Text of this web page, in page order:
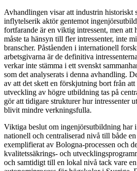
Avhandlingen visar att industrin historiskt
inflytelserik aktör gentemot
fortfarande är en viktig intressent, men att
måste ta hänsyn till fler intressenter, inte
branscher. Påståenden i internationell
arbetsgivarna är de definitiva
verkar inte stämma i ett svenskt
som det analyserats i denna avhandling.
av att det skett en förskjutning bort från
utveckling av högre utbildning tas på
gör att tidigare strukturer hur intressenter
blivit mindre verkningsfulla.
Viktiga beslut om ingenjörsutbildning har
nationell och centraliserad nivå till både
exemplifierat av Bologna-processen och
kvalitetssäkrings- och
och samtidigt till en lokal nivå tack vare